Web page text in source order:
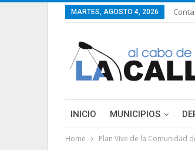
MARTES, AGOSTO 4, 2026
INICIO MUNICIPIOS
LIFESTYLE PURA FICCIÓN:
Home Plan Vive de la Comunidad